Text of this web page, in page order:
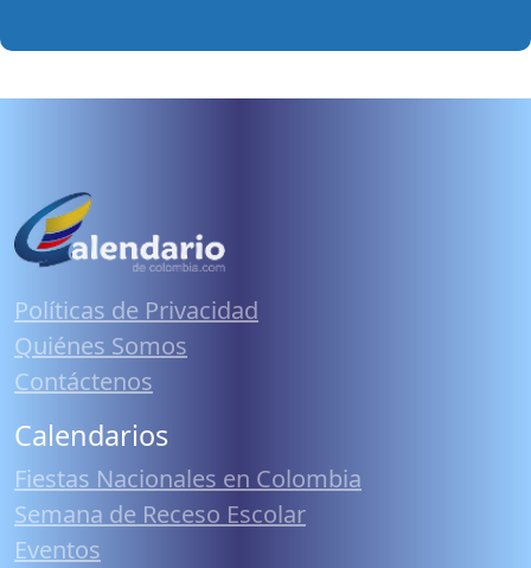
Políticas de Privacidad
Quiénes Somos
Contáctenos
Calendarios
Fiestas Nacionales en Colombia
Semana de Receso Escolar
Eventos